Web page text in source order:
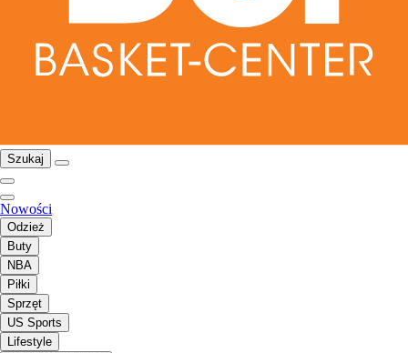
Szukaj
Nowości
Odzież
Buty
NBA
Piłki
Sprzęt
US Sports
Lifestyle